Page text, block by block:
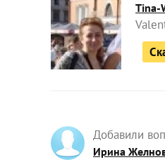
Tina-
Добавили
Ирина